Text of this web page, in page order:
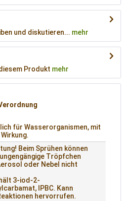
und diskutieren... mehr
Produkt mehr
für Wasserorganismen, mit
Beim Sprühen können
Tröpfchen
oder Nebel nicht
3-iod-2-
IPBC. Kann
hervorrufen.